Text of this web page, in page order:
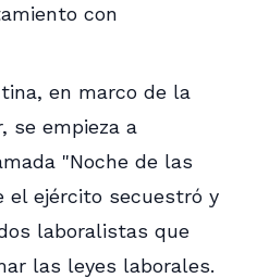
con
en marco de la
se empieza a
"Noche de las
el ejército secuestró y
laboralistas que
las leyes laborales.